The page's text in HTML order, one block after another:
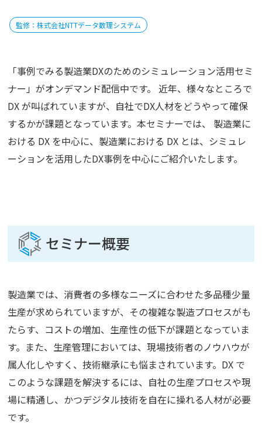
監修：株式会社NTTデータ数理システム
「事例でみる製造業DXのためのシミュレーション活用セミ
ナー」がオンデマンド配信中です。 近年、様々なところで
DX が叫ばれていますが、自社でDX人材をどうやって確保
するかが課題となっています。本セミナーでは、 製造業に
おける DX を中心に、製造業における DX とは、シミュレ
ーションを活用したDX事例を中心にご紹介いたします。
セミナー概要
製造業では、消費者の多様なニーズに合わせた多品種少量
生産が求められていますが、その複雑な製造プロセスがも
たらす、コストの増加、生産性の低下が課題となっていま
す。また、生産管理においては、現場技術者のノウハウが
属人化しやすく、技術継承にも悩まされています。DX で
このような課題を解決するには、自社の生産プロセスや現
場に精通し、かつデジタル技術を自在に操れる人材が必要
です。